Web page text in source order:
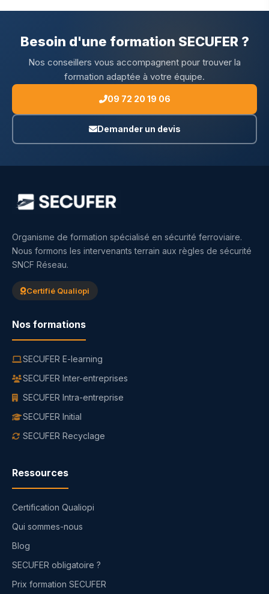
Besoin d'une formation SECUFER ?
Nos conseillers vous accompagnent pour trouver la
formation adaptée à votre équipe.
09 72 20 19 06
Demander un devis
Organisme de formation spécialisé en sécurité ferroviaire.
Nous formons les intervenants terrain aux règles de sécurité
SNCF Réseau.
Certifié Qualiopi
Nos formations
SECUFER E-learning
SECUFER Inter-entreprises
SECUFER Intra-entreprise
SECUFER Initial
SECUFER Recyclage
Ressources
Certification Qualiopi
Qui sommes-nous
Blog
SECUFER obligatoire ?
Prix formation SECUFER